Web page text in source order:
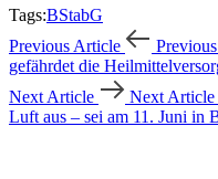
Tags:BStabG
Previous Article
gefährdet die
Next Article
Next Article
Luft aus – sei am 11. Juni in